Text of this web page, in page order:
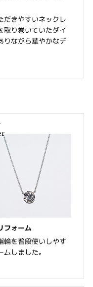
だきやすいネックレ
取り巻いていたダイ
りながら華やかなデ
フォーム
輪を普段使いしやす
しました。